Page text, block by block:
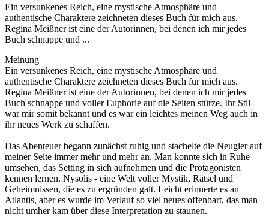
Ein versunkenes Reich, eine mystische Atmosphäre und
authentische Charaktere zeichneten dieses Buch für mich aus.
Regina Meißner ist eine der Autorinnen, bei denen ich mir jedes
Buch schnappe und ...
Meinung
Ein versunkenes Reich, eine mystische Atmosphäre und
authentische Charaktere zeichneten dieses Buch für mich aus.
Regina Meißner ist eine der Autorinnen, bei denen ich mir jedes
Buch schnappe und voller Euphorie auf die Seiten stürze. Ihr Stil
war mir somit bekannt und es war ein leichtes meinen Weg auch in
ihr neues Werk zu schaffen.
Das Abenteuer begann zunächst ruhig und stachelte die Neugier auf
meiner Seite immer mehr und mehr an. Man konnte sich in Ruhe
umsehen, das Setting in sich aufnehmen und die Protagonisten
kennen lernen. Nysolis - eine Welt voller Mystik, Rätsel und
Geheimnissen, die es zu ergründen galt. Leicht erinnerte es an
Atlantis, aber es wurde im Verlauf so viel neues offenbart, das man
nicht umher kam über diese Interpretation zu staunen.